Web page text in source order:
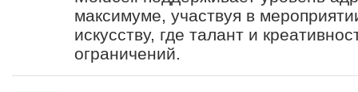
максимуме, участвуя в
искусству, где талант и
ограничений.